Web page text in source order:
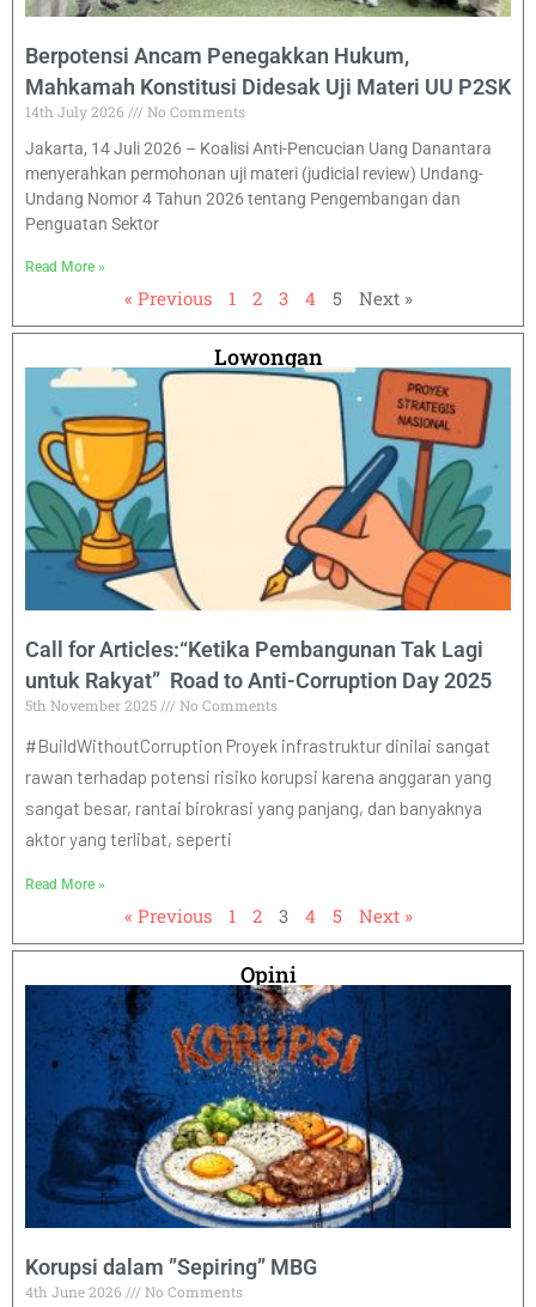
Berpotensi Ancam Penegakkan Hukum,
Mahkamah Konstitusi Didesak Uji Materi UU P2SK
14th July 2026
No Comments
Jakarta, 14 Juli 2026 – Koalisi Anti-Pencucian Uang Danantara
menyerahkan permohonan uji materi (judicial review) Undang-
Undang Nomor 4 Tahun 2026 tentang Pengembangan dan
Penguatan Sektor
Read More »
« Previous 1 2 3 4 5 Next »
Lowongan
Call for Articles:“Ketika Pembangunan Tak Lagi
untuk Rakyat” Road to Anti-Corruption Day 2025
5th November 2025 No Comments
#BuildWithoutCorruption Proyek infrastruktur dinilai sangat
rawan terhadap potensi risiko korupsi karena anggaran yang
sangat besar, rantai birokrasi yang panjang, dan banyaknya
aktor yang terlibat, seperti
Read More »
« Previous 1 2 3 4 5 Next »
Opini
Korupsi dalam ”Sepiring” MBG
4th June 2026
No Comments